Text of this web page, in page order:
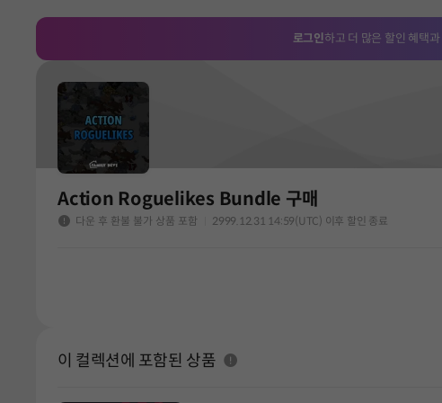
로그인하고 더 많은 할인 혜택과
Action Roguelikes Bundle 구매
다운 후 환불 불가 상품 포함 2999.12.31 14:59(UTC) 이후 할인 종료
이 컬렉션에 포함된 상품